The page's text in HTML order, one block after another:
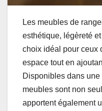
Les meubles de
esthétique, légèreté
choix idéal pour ceux
espace tout en
Disponibles dans
meubles sont non
apportent également